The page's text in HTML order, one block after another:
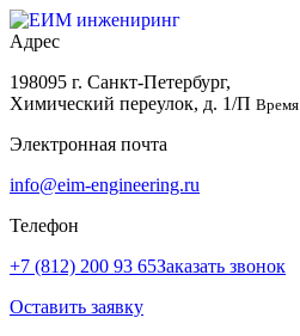
Адрес
198095 г. Санкт-Петербург,
Химический переулок, д. 1/П
Электронная почта
info@eim-engineering.ru
Телефон
+7 (812) 200 93 65Заказать звонок
Оставить заявку